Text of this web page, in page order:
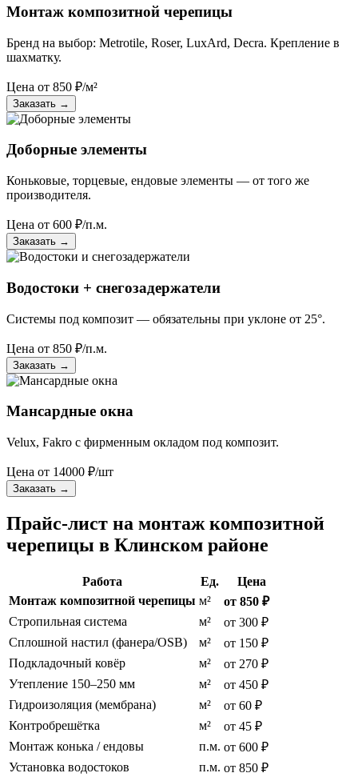
Монтаж композитной черепицы
Бренд на выбор: Metrotile, Roser, LuxArd, Decra. Крепление в
шахматку.
Цена от 850 ₽/м²
Заказать →
Доборные элементы
Коньковые, торцевые, ендовые элементы — от того же
производителя.
Цена от 600 ₽/п.м.
Заказать →
Водостоки + снегозадержатели
Системы под композит — обязательны при уклоне от 25°.
Цена от 850 ₽/п.м.
Заказать →
Мансардные окна
Velux, Fakro с фирменным окладом под композит.
Цена от 14000 ₽/шт
Заказать →
Прайс-лист на монтаж композитной
черепицы в Клинском районе
Работа Ед.
Цена
Монтаж композитной черепицы м²
от 850 ₽
Стропильная система
м²
от 300 ₽
Сплошной настил (фанера/OSB)
м²
от 150 ₽
Подкладочный ковёр
м²
от 270 ₽
Утепление 150–250 мм
м²
от 450 ₽
Гидроизоляция (мембрана)
м²
от 60 ₽
Контробрешётка
м²
от 45 ₽
Монтаж конька / ендовы
п.м. от 600 ₽
Установка водостоков
п.м. от 850 ₽